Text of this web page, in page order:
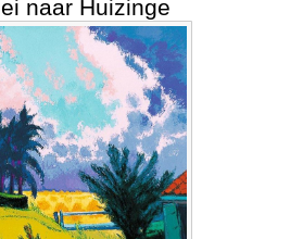
naar Huizinge